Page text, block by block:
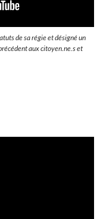
de sa régie et désigné un
aux citoyen.ne.s et